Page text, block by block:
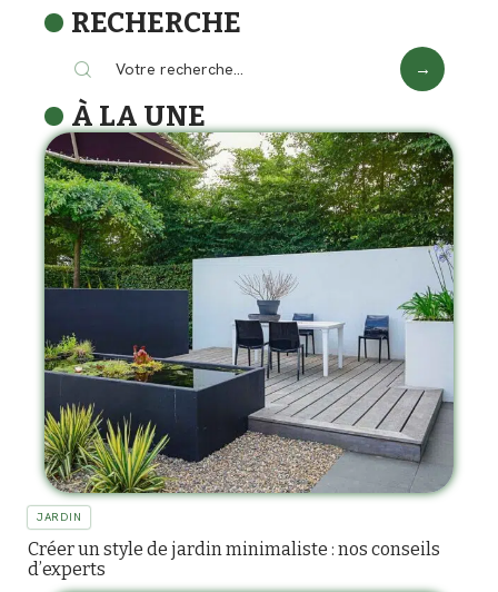
RECHERCHE
À LA UNE
JARDIN
Créer un style de jardin minimaliste : nos conseils
d’experts